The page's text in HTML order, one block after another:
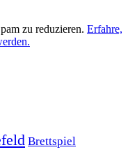
zu reduzieren. Erfahre,
Brettspiel